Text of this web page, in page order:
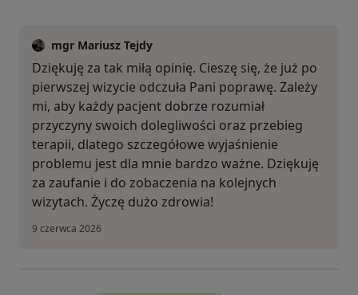
mgr Mariusz Tejdy
Dziękuję za tak miłą opinię. Cieszę się, że już po
pierwszej wizycie odczuła Pani poprawę. Zależy
mi, aby każdy pacjent dobrze rozumiał
przyczyny swoich dolegliwości oraz przebieg
terapii, dlatego szczegółowe wyjaśnienie
problemu jest dla mnie bardzo ważne. Dziękuję
za zaufanie i do zobaczenia na kolejnych
wizytach. Życzę dużo zdrowia!
9 czerwca 2026